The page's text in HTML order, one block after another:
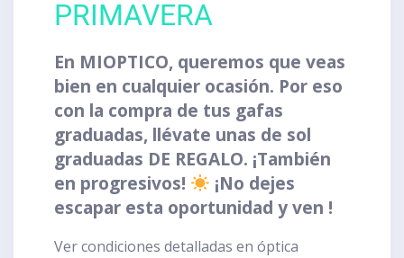
PRIMAVERA
En MIOPTICO, queremos que veas
bien en cualquier ocasión. Por eso
con la compra de tus gafas
graduadas, llévate unas de sol
graduadas DE REGALO. ¡También
en progresivos!
¡No dejes
escapar esta oportunidad y ven !
Ver condiciones detalladas en óptica